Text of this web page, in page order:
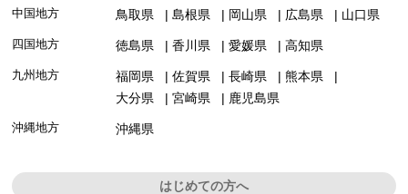
中国地方 鳥取県 島根県 岡山県 広島県 山口県
四国地方 徳島県 香川県 愛媛県 高知県
九州地方 福岡県 佐賀県 長崎県
熊本県
大分県
宮崎県 鹿児島県
沖縄地方 沖縄県
はじめての方へ